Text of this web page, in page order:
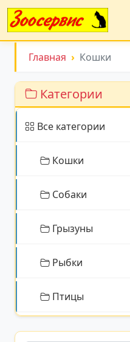
Главная Кошки
Категории
Все категории
Кошки
Собаки
Грызуны
Рыбки
Птицы